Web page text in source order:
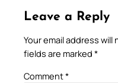
Leave a Reply
Your email address
fields are marked *
Comment*